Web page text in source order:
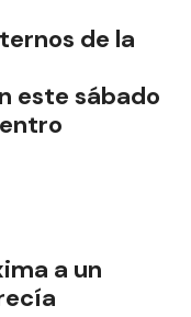
de la
este sábado
a un